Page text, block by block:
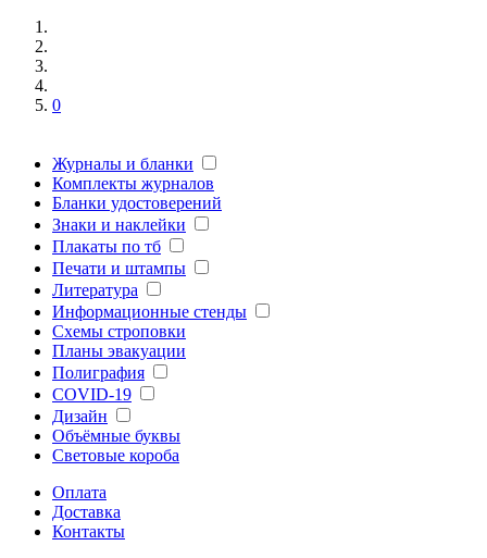
0
Журналы и бланки
Комплекты журналов
Бланки удостоверений
Знаки и наклейки
Плакаты по тб
Печати и штампы
Литература
Информационные стенды
Схемы строповки
Планы эвакуации
Полиграфия
COVID-19
Дизайн
Объёмные буквы
Световые короба
Оплата
Доставка
Контакты